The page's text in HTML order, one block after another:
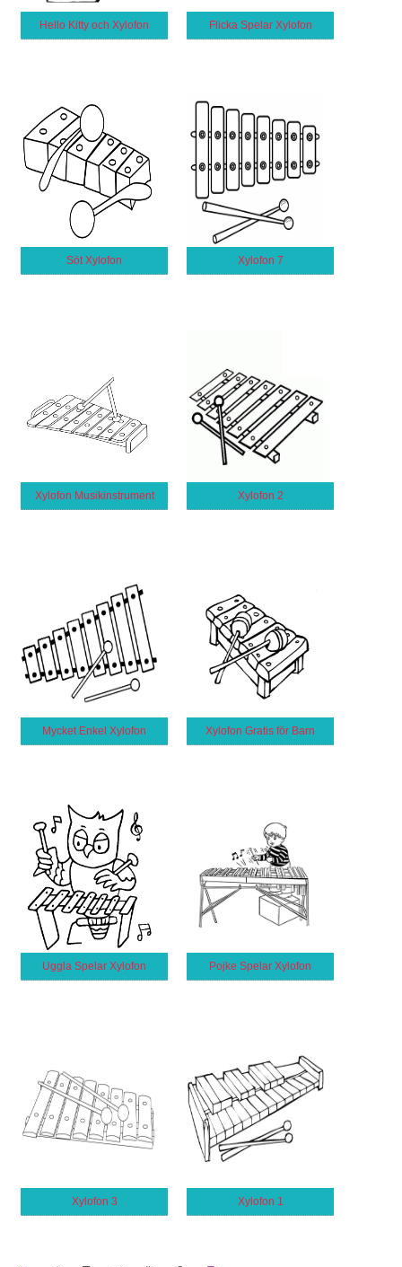
Hello Kitty och Xylofon Flicka Spelar Xylofon
Söt Xylofon Xylofon 7
Xylofon Musikinstrument Xylofon 2
Mycket Enkel Xylofon Xylofon Gratis för Barn
Uggla Spelar Xylofon Pojke Spelar Xylofon
Xylofon 3 Xylofon 1